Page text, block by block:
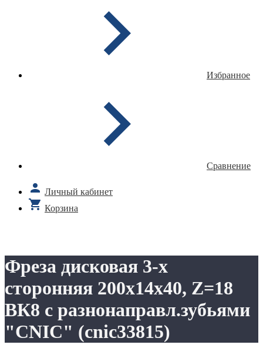
Избранное
Сравнение
Личный кабинет
Корзина
Фреза дисковая 3-х
сторонняя 200х14х40, Z=18
ВК8 с разнонаправл.зубьями
"CNIC" (cnic33815)